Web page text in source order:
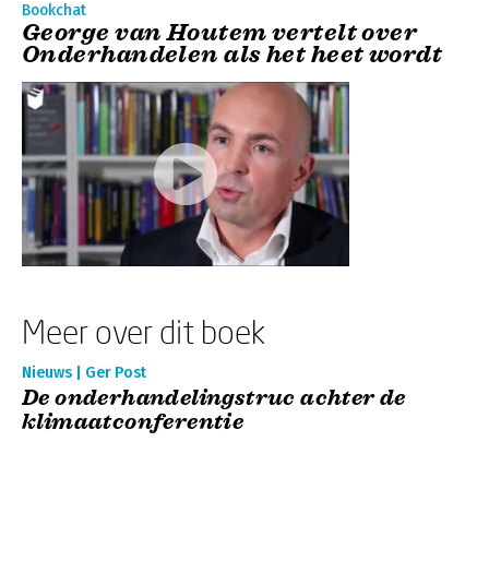
Bookchat
George van Houtem vertelt over
Onderhandelen als het heet wordt
Meer over dit boek
Nieuws | Ger Post
De onderhandelingstruc achter de
klimaatconferentie